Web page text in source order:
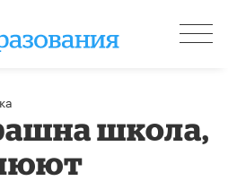
школа,